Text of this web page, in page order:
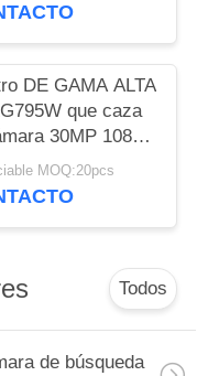
DE GAMA ALTA
que caza
30MP 1080P
el animal de la
MOQ:20pcs
Todos
de búsqueda